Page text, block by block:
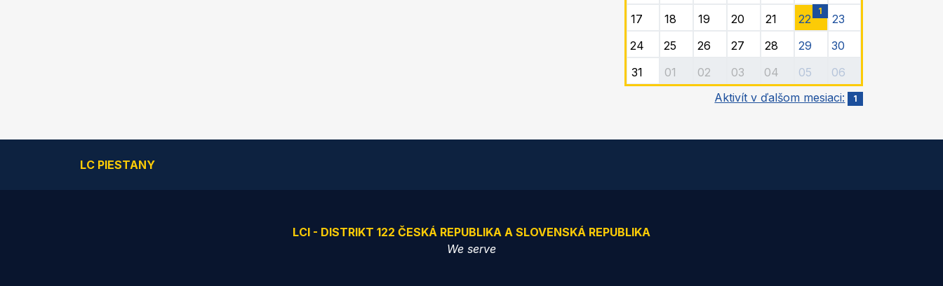
17
18 19 20 21 22
1
23
24
25 26 27 28 29
30
31
01 02 03 04 05
06
Aktivít v ďalšom mesiaci:
1
LC PIESTANY
LCI - DISTRIKT 122 ČESKÁ REPUBLIKA A SLOVENSKÁ REPUBLIKA
We serve